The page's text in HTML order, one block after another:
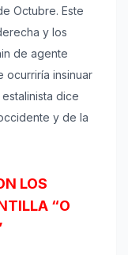
Octubre. Este
y los
de agente
ocurriría insinuar
dice
y de la
LOS
“O